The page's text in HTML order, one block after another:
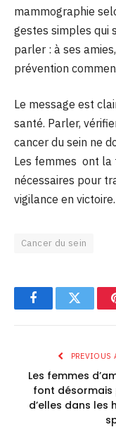
mammographie
gestes simples qui
parler : à ses
prévention
Le message est
santé. Parler,
cancer du sein ne
Les femmes ont la
nécessaires pour
vigilance en victoire.
Cancer du sein
FacebookTwitter
PREVIOUS
Les femmes
font désormais
d’elles dans les